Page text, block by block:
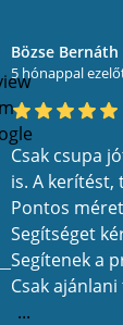
Bözse Bernáth
5 hónappal
Csak csupa
is. A kerítést,
Pontos
Segítséget
Segítenek a
Csak ajánlani
...